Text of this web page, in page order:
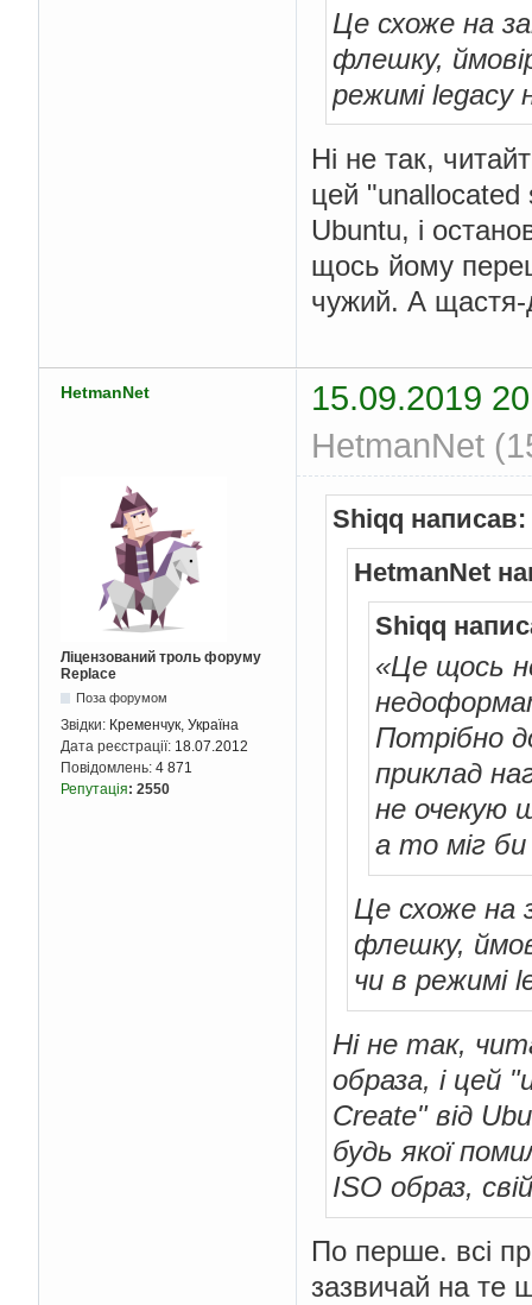
Це схоже на
флешку,
режимі legacy
Ні не так,
цей "unallocated
Ubuntu, і
щось йому
чужий. А щастя-
HetmanNet
15.09.2019
HetmanNet
Ліцензований троль форуму
Replace
Поза форумом
Звідки: Кременчук, Україна
Дата реєстрації: 18.07.2012
Повідомлень: 4 871
Репутація: 2550
Shiqq написав:
HetmanNet
Shiqq
«Це щось
Потрібно
приклад
не очекую
а то міг би
Це схоже на
флешку,
чи в режимі
Ні не так,
образа, і цей
Create" від
будь якої
ISO образ,
По перше. всі
зазвичай на те